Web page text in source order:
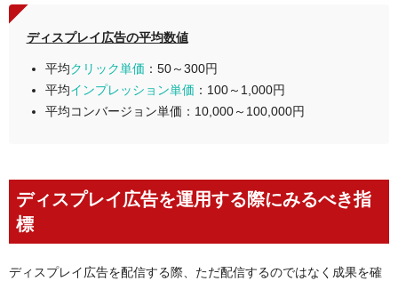
ディスプレイ広告の平均数値
平均クリック単価 ：50～300円
平均インプレッション単価 ：100～1,000円
平均コンバージョン単価：10,000～100,000円
ディスプレイ広告を運用する際にみるべき指
標
ディスプレイ広告を配信する際、ただ配信するのではなく成果を確